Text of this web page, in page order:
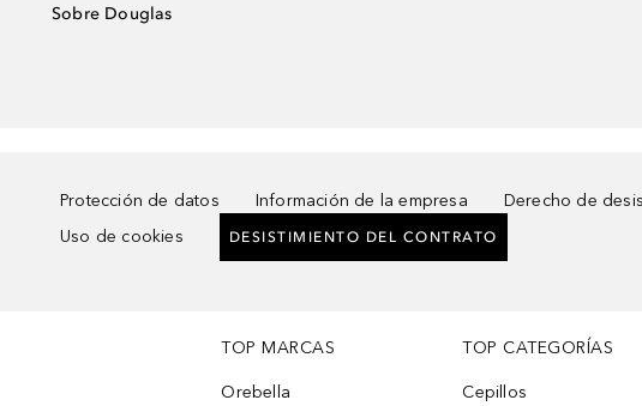
Sobre Douglas
Protección de datos Información de la empresa Derecho de
Uso de cookies
DESISTIMIENTO DEL CONTRATO
TOP MARCAS
Orebella
TOP CATEGORÍAS
Cepillos